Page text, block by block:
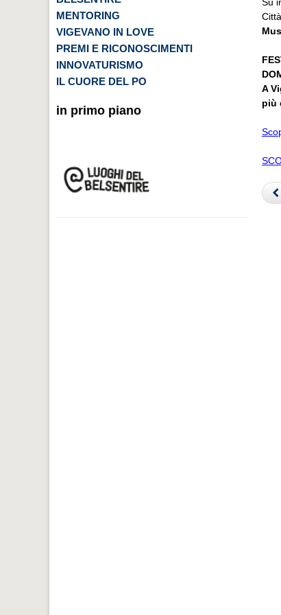
MENTORING
VIGEVANO IN LOVE
PREMI E RICONOSCIMENTI
INNOVATURISMO
IL CUORE DEL PO
in primo piano
A
più